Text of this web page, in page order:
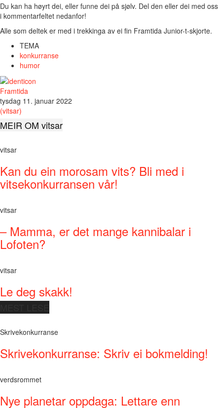
Du kan ha høyrt dei, eller funne dei på sjølv. Del den eller dei med oss
i kommentarfeltet nedanfor!
Alle som deltek er med i trekkinga av ei fin Framtida Junior-t-skjorte.
TEMA
konkurranse
humor
Framtida
tysdag 11. januar 2022
(vitsar)
MEIR OM vitsar
vitsar
Kan du ein morosam vits? Bli med i
vitsekonkurransen vår!
vitsar
– Mamma, er det mange kannibalar i
Lofoten?
vitsar
Le deg skakk!
Skrivekonkurranse
Skrivekonkurranse: Skriv ei bokmelding!
verdsrommet
Nye planetar oppdaga: Lettare enn